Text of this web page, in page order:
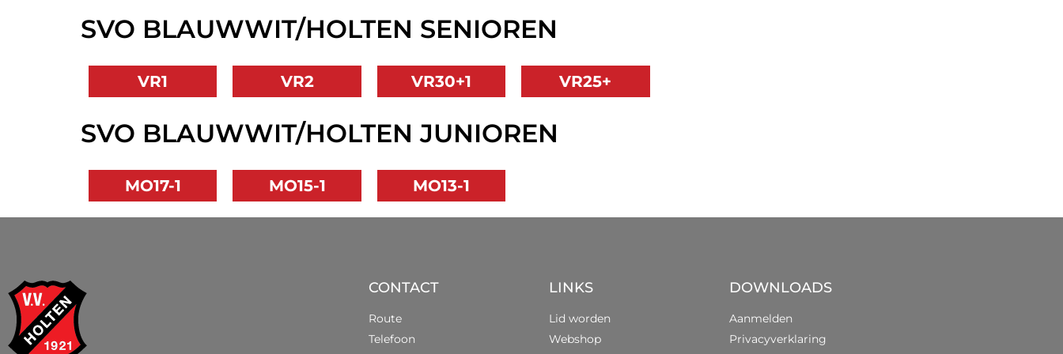
SVO BLAUWWIT/HOLTEN SENIOREN
VR1 VR2 VR30+1 VR25+
SVO BLAUWWIT/HOLTEN JUNIOREN
MO17-1 MO15-1 MO13-1
CONTACT
Route
Telefoon
LINKS
Lid worden
Webshop
DOWNLOADS
Aanmelden
Privacyverklaring